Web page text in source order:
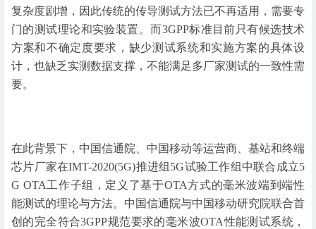
复杂度剧增，因此传统的传导测试方法已不再适用，需要专
门的测试理论和实验装置。而3GPP标准目前只有候选技术
方案和不确定度要求，缺少测试系统和实施方案的具体设
计，也缺乏实测数据支撑，不能满足多厂家测试的一致性需
要。
在此背景下，中国信通院、中国移动等运营商、基站和终端
芯片厂家在IMT-2020(5G)推进组5G试验工作组中联合成立5
G OTA工作子组，定义了基于OTA方式的毫米波端到端性
能测试的理论与方法。中国信通院与中国移动研究院联合首
创的完全符合3GPP规范要求的毫米波OTA性能测试系统，